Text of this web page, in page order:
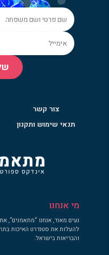
צור קשר
תנאי שימוש ותקנון
מי אנחנו
נעים מאוד, אנחנו “מתאמנים”,
להעלות את סטנדרט האיכות
והבריאות בישראל.